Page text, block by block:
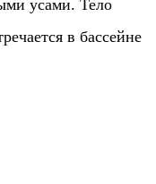
усами. Тело
в бассейне